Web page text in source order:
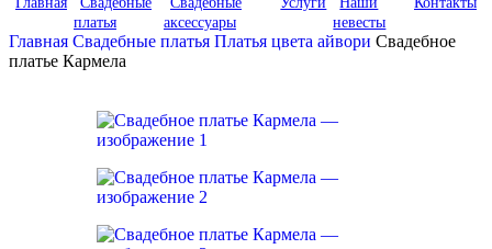
платья
аксессуары
невесты
Главная Свадебные платья Платья цвета айвори Свадебное
платье Кармела